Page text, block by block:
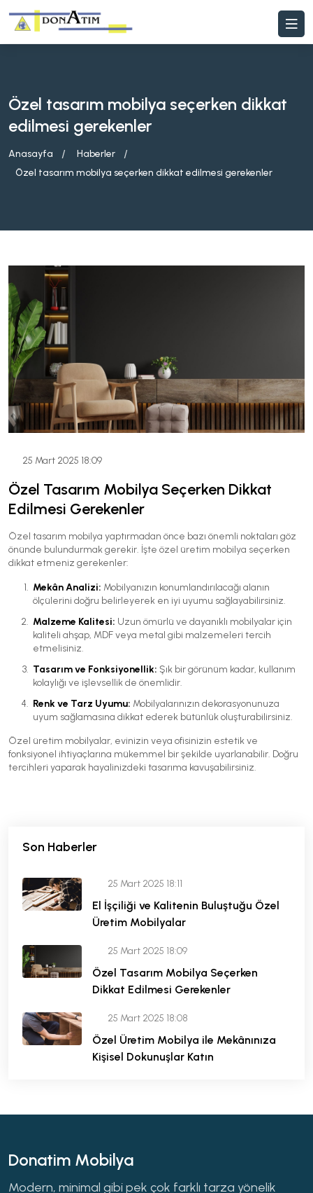
Özel tasarım mobilya seçerken dikkat
edilmesi gerekenler
Anasayfa
Haberler
Özel tasarım mobilya seçerken dikkat edilmesi gerekenler
25 Mart 2025 18:09
Özel Tasarım Mobilya Seçerken Dikkat
Edilmesi Gerekenler
Özel tasarım mobilya yaptırmadan önce bazı önemli noktaları göz
önünde bulundurmak gerekir. İşte özel üretim mobilya seçerken
dikkat etmeniz gerekenler:
Mekân Analizi: Mobilyanızın konumlandırılacağı alanın
ölçülerini doğru belirleyerek en iyi uyumu sağlayabilirsiniz.
Malzeme Kalitesi: Uzun ömürlü ve dayanıklı mobilyalar için
kaliteli ahşap, MDF veya metal gibi malzemeleri tercih
etmelisiniz.
Tasarım ve Fonksiyonellik: Şık bir görünüm kadar, kullanım
kolaylığı ve işlevsellik de önemlidir.
Renk ve Tarz Uyumu: Mobilyalarınızın dekorasyonunuza
uyum sağlamasına dikkat ederek bütünlük oluşturabilirsiniz.
Özel üretim mobilyalar, evinizin veya ofisinizin estetik ve
fonksiyonel ihtiyaçlarına mükemmel bir şekilde uyarlanabilir. Doğru
tercihleri yaparak hayalinizdeki tasarıma kavuşabilirsiniz.
Son Haberler
25 Mart 2025 18:11
El İşçiliği ve Kalitenin Buluştuğu Özel
Üretim Mobilyalar
25 Mart 2025 18:09
Özel Tasarım Mobilya Seçerken
Dikkat Edilmesi Gerekenler
25 Mart 2025 18:08
Özel Üretim Mobilya ile Mekânınıza
Kişisel Dokunuşlar Katın
Donatim Mobilya
Modern, minimal gibi pek çok farklı tarza yönelik